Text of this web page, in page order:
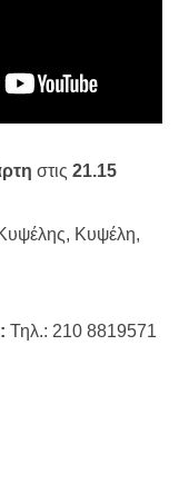
στις 21.15
Κυψέλη,
Τηλ.: 210 8819571